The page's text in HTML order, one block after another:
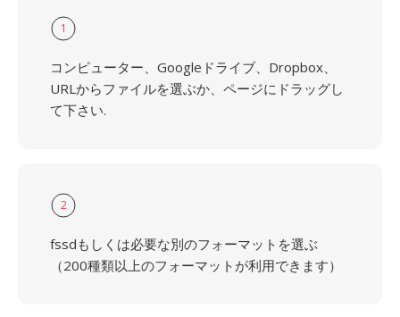
1
コンピューター、Googleドライブ、Dropbox、
URLからファイルを選ぶか、ページにドラッグし
て下さい.
2
fssdもしくは必要な別のフォーマットを選ぶ
（200種類以上のフォーマットが利用できます）